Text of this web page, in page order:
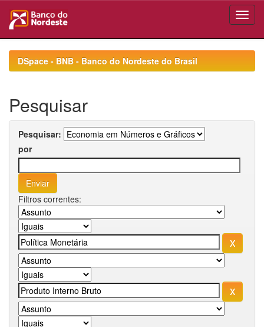
navigationDSpace - BNB - Banco do Nordeste do Brasil
Pesquisar
Pesquisar:
por
Filtros correntes: